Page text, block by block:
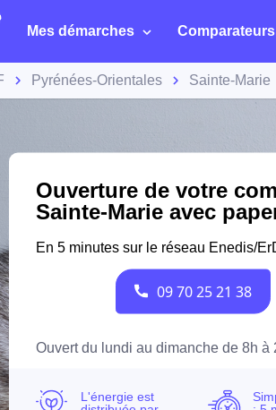
Mes démarches Comparateurs
Pyrénées-Orientales Sainte-Marie